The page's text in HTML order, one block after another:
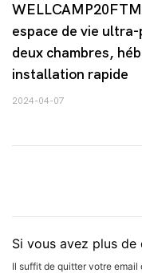
espace de vie
deux chambres,
installation rapide
2024-04-07
Si vous avez plus
Il suffit de quitter votre